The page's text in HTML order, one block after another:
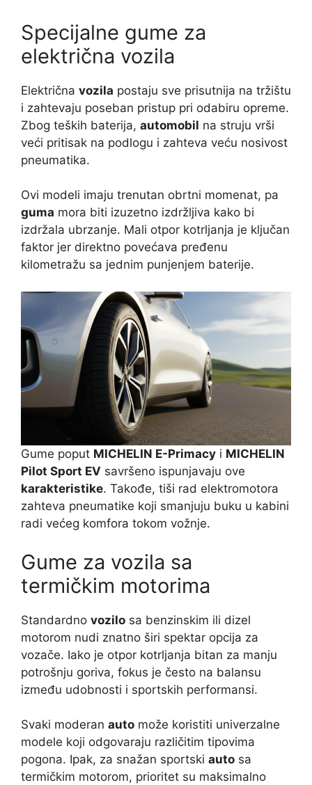
Specijalne gume za
električna vozila
Električna vozila postaju sve prisutnija na tržištu
i zahtevaju poseban pristup pri odabiru opreme.
Zbog teških baterija, automobil na struju vrši
veći pritisak na podlogu i zahteva veću nosivost
pneumatika.
Ovi modeli imaju trenutan obrtni momenat, pa
guma mora biti izuzetno izdržljiva kako bi
izdržala ubrzanje. Mali otpor kotrljanja je ključan
faktor jer direktno povećava pređenu
kilometražu sa jednim punjenjem baterije.
Gume poput MICHELIN E-Primacy i MICHELIN
Pilot Sport EV savršeno ispunjavaju ove
karakteristike. Takođe, tiši rad elektromotora
zahteva pneumatike koji smanjuju buku u kabini
radi većeg komfora tokom vožnje.
Gume za vozila sa
termičkim motorima
Standardno vozilo sa benzinskim ili dizel
motorom nudi znatno širi spektar opcija za
vozače. Iako je otpor kotrljanja bitan za manju
potrošnju goriva, fokus je često na balansu
između udobnosti i sportskih performansi.
Svaki moderan auto može koristiti univerzalne
modele koji odgovaraju različitim tipovima
pogona. Ipak, za snažan sportski auto sa
termičkim motorom, prioritet su maksimalno